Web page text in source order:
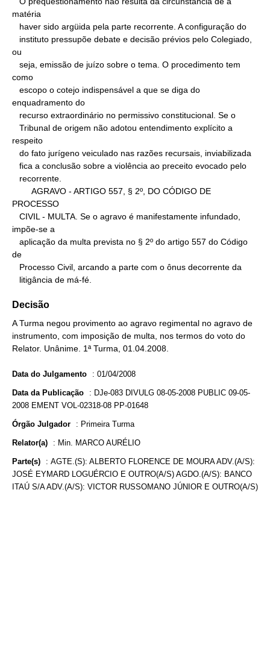
matéria
ou
como
enquadramento do
respeito
PROCESSO
impõe-se a
de
   litigância de má-fé.
Decisão
A Turma negou provimento ao agravo regimental no agravo de
instrumento, com imposição de multa, nos termos do voto do
Relator. Unânime. 1ª Turma, 01.04.2008.
Data do Julgamento : 01/04/2008
Data da Publicação : DJe-083 DIVULG 08-05-2008 PUBLIC 09-05-
2008 EMENT VOL-02318-08 PP-01648
Órgão Julgador : Primeira Turma
Relator(a) : Min. MARCO AURÉLIO
Parte(s) : AGTE.(S): ALBERTO FLORENCE DE MOURA ADV.(A/S):
JOSÉ EYMARD LOGUÉRCIO E OUTRO(A/S) AGDO.(A/S): BANCO
ITAÚ S/A ADV.(A/S): VICTOR RUSSOMANO JÚNIOR E OUTRO(A/S)